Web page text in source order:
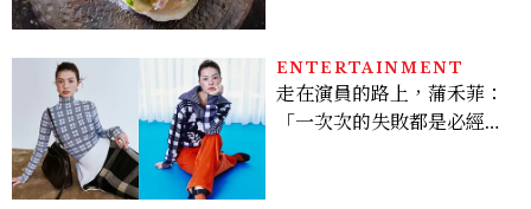
ENTERTAINMENT
走在演員的路上，蒲禾菲：
「一次次的失敗都是必經過